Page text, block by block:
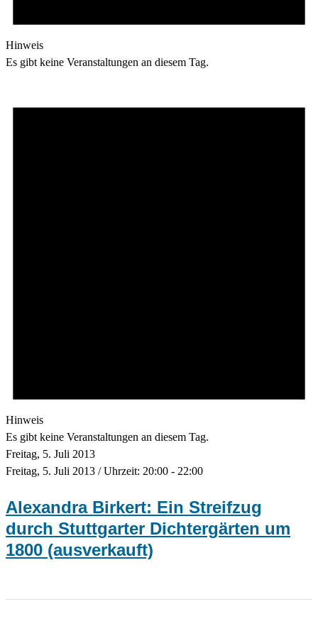
Hinweis
Es gibt keine Veranstaltungen an diesem Tag.
Hinweis
Es gibt keine Veranstaltungen an diesem Tag.
Freitag, 5. Juli 2013
Freitag, 5. Juli 2013 / Uhrzeit: 20:00 - 22:00
Alexandra Birkert: Ein Streifzug
durch Stuttgarter Dichtergärten um
1800 (ausverkauft)